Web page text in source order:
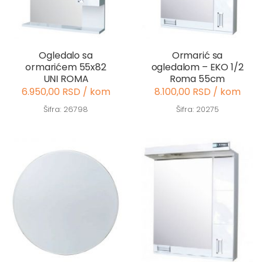
Ogledalo sa
ormarićem 55x82
UNI ROMA
6.950,00 RSD / kom
Šifra: 26798
Ormarić sa
ogledalom – EKO 1/2
Roma 55cm
8.100,00 RSD / kom
Šifra: 20275